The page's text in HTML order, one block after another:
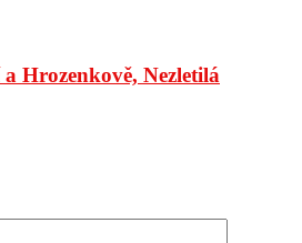
Hrozenkově, Nezletilá